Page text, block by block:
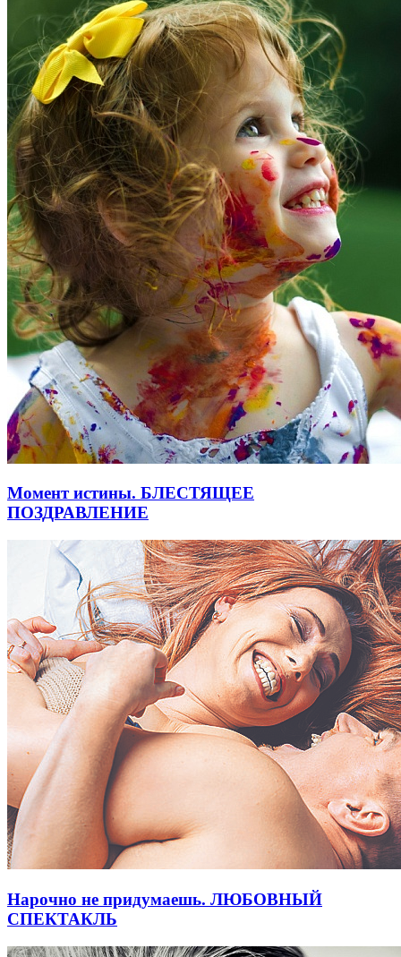
Момент истины. БЛЕСТЯЩЕЕ
ПОЗДРАВЛЕНИЕ
Нарочно не придумаешь. ЛЮБОВНЫЙ
СПЕКТАКЛЬ